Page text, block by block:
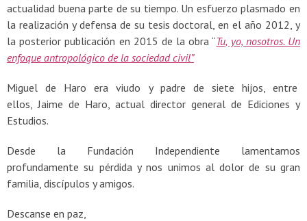
actualidad buena parte de su tiempo. Un esfuerzo plasmado en
la realización y defensa de su tesis doctoral, en el año 2012, y
la posterior publicación en 2015 de la obra “Tu, yo, nosotros. Un
enfoque antropológico de la sociedad civil”
Miguel de Haro era viudo y padre de siete hijos, entre
ellos, Jaime de Haro, actual director general de Ediciones y
Estudios.
Desde la Fundación Independiente lamentamos
profundamente su pérdida y nos unimos al dolor de su gran
familia, discípulos y amigos.
Descanse en paz,